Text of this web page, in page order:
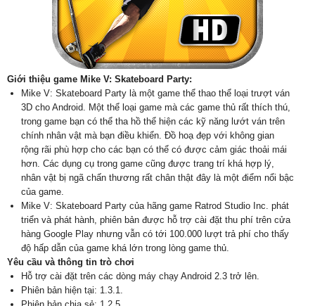
Giới thiệu game Mike V: Skateboard Party:
Mike V: Skateboard Party là một game thể thao thể loại trượt ván
3D cho Android. Một thể loại game mà các game thủ rất thích thú,
trong game bạn có thể tha hồ thể hiện các kỹ năng lướt ván trên
chính nhân vật mà bạn điều khiển. Đồ hoạ đẹp với không gian
rộng rãi phù hợp cho các bạn có thể có được cảm giác thoải mái
hơn. Các dụng cụ trong game cũng được trang trí khá hợp lý,
nhân vật bị ngã chấn thương rất chân thật đây là một điểm nổi bậc
của game.
Mike V: Skateboard Party của hãng game Ratrod Studio Inc. phát
triển và phát hành, phiên bản được hỗ trợ cài đặt thu phí trên cửa
hàng Google Play nhưng vẫn có tới 100.000 lượt trả phí cho thấy
độ hấp dẫn của game khá lớn trong lòng game thủ.
Yêu cầu và thông tin trò chơi
Hỗ trợ cài đặt trên các dòng máy chạy Android 2.3 trở lên.
Phiên bản hiện tại: 1.3.1.